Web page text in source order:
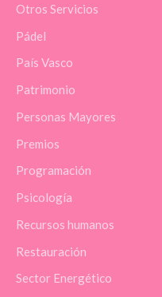
Otros Servicios
Pádel
País Vasco
Patrimonio
Personas Mayores
Premios
Programación
Psicología
Recursos humanos
Restauración
Sector Energético